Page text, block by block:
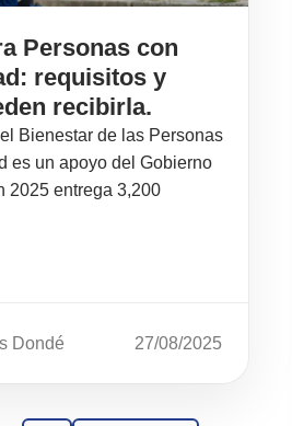
Personas con
requisitos y
recibirla.
Bienestar de las Personas
es un apoyo del Gobierno
2025 entrega 3,200
Dondé 27/08/2025